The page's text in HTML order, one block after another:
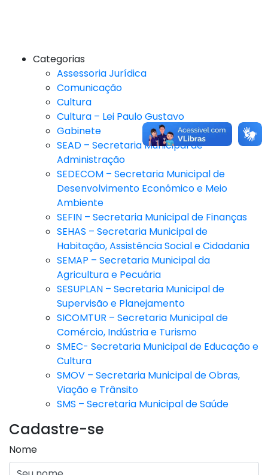
Categorias
Assessoria Jurídica
Comunicação
Cultura
Cultura – Lei Paulo Gustavo
Gabinete
SEAD – Secretaria Municipal de
Administração
SEDECOM – Secretaria Municipal de
Desenvolvimento Econômico e Meio
Ambiente
SEFIN – Secretaria Municipal de Finanças
SEHAS – Secretaria Municipal de
Habitação, Assistência Social e Cidadania
SEMAP – Secretaria Municipal da
Agricultura e Pecuária
SESUPLAN – Secretaria Municipal de
Supervisão e Planejamento
SICOMTUR – Secretaria Municipal de
Comércio, Indústria e Turismo
SMEC- Secretaria Municipal de Educação e
Cultura
SMOV – Secretaria Municipal de Obras,
Viação e Trânsito
SMS – Secretaria Municipal de Saúde
Cadastre-se
Nome